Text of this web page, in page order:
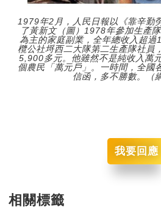
1979年2月，人民日報以《靠辛勤
了黃新文（圖）1978年參加生產
為主的家庭副業，全年總收入超過
欖公社埒西二大隊第二生產隊社員
5,900多元。他雖然不是純收入萬
個農民「萬元戶」。一時間，全國
信函，多不勝數。（
我要回應
相關標籤